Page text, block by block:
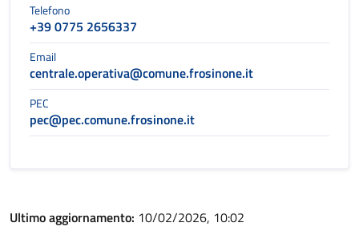
Telefono
+39 0775 2656337
Email
centrale.operativa@comune.frosinone.it
PEC
pec@pec.comune.frosinone.it
Ultimo aggiornamento: 10/02/2026, 10:02